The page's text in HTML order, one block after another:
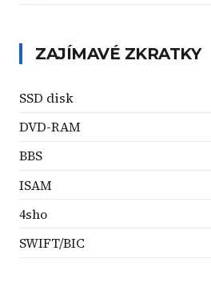
ZAJÍMAVÉ ZKRATKY
SSD disk
DVD-RAM
BBS
ISAM
4sho
SWIFT/BIC